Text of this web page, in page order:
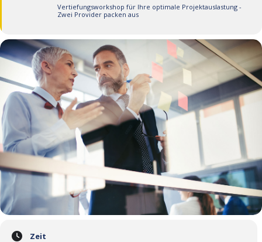
Vertiefungsworkshop für Ihre optimale Projektauslastung -
Zwei Provider packen aus
Zeit